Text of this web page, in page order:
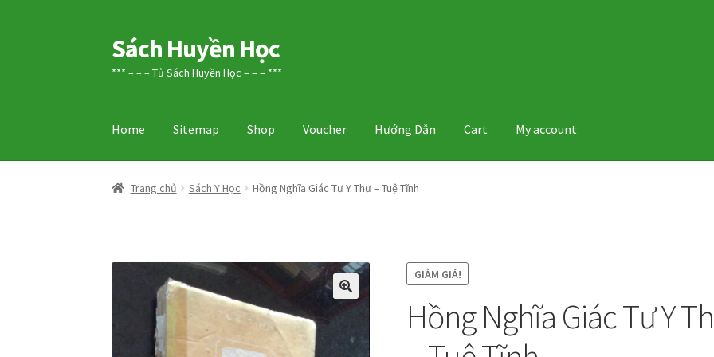
Đi
đến
Chuyển
đến
Sách Huyền Học
*** – – – Tủ Sách Huyền Học – – – ***
Home Sitemap Shop Voucher Hướng Dẫn Cart My account
Trang chủ Sách Y Học Hồng Nghĩa Giác Tư Y Thư – Tuệ Tĩnh
GIẢM GIÁ!
Hồng Nghĩa Giác Tư Y